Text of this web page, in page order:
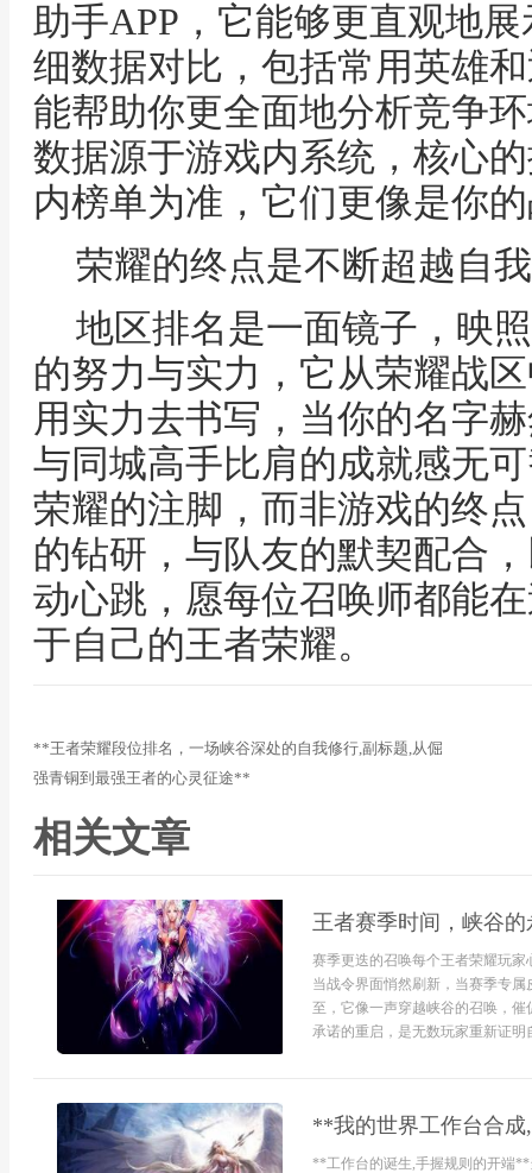
助手APP，它能够更直观地
细数据对比，包括常用英雄
能帮助你更全面地分析竞争
数据源于游戏内系统，核心
内榜单为准，它们更像是你
荣耀的终点是不断超越自我
地区排名是一面镜子，映
的努力与实力，它从荣耀战
用实力去书写，当你的名字
与同城高手比肩的成就感无
荣耀的注脚，而非游戏的终
的钻研，与队友的默契配合
动心跳，愿每位召唤师都能
于自己的王者荣耀。
**王者荣耀段位排名，一场峡谷深处的自我修行,副标题,从倔
强青铜到最强王者的心灵征途**
相关文章
王者赛季时间，峡谷
赛季更迭的召唤每个王者荣耀玩
当战令界面悄然刷新，当赛季专
至，它像一声穿越峡谷的召唤，
承诺的重启，是无数玩家重新证
**我的世界工作台合
**工作台的诞生,手握规则的开端